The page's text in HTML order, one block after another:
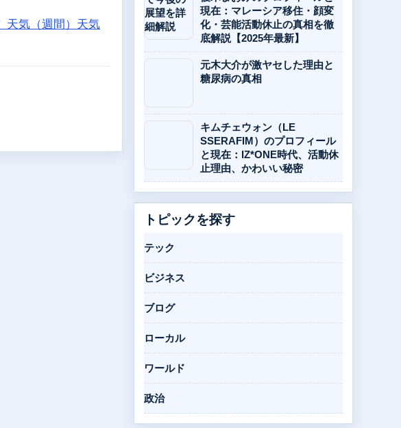
天気（週間） 天気
現在：マレーシア移住・顔変
化・芸能活動休止の真相を徹
底解説【2025年最新】
元木大介が激ヤセした理由と
糖尿病の真相
キムチェウォン（LE
SSERAFIM）のプロフィール
と現在：IZ*ONE時代、活動休
止理由、かわいい秘密
トピックを探す
テック
ビジネス
ブログ
ローカル
ワールド
政治